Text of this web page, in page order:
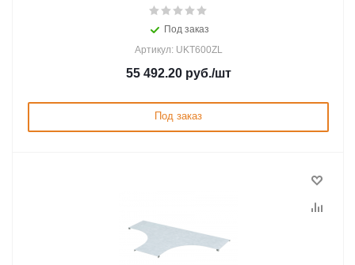
Под заказ
Артикул: UKT600ZL
55 492.20руб./шт
Под заказ